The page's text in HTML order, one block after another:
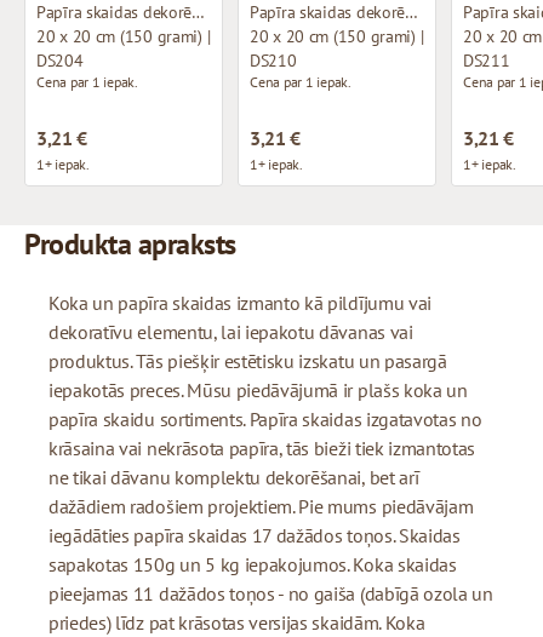
Papīra skaidas dekorēšanai
20 x 20 cm (150 grami) |
DS204
Cena par 1 iepak.
3,21 €
1+ iepak.
Papīra skaidas dekorēšanai
20 x 20 cm (150 grami) |
DS210
Cena par 1 iepak.
3,21 €
1+ iepak.
20 x 20
DS211
Cena par 1
3,21 €
1+ iepak.
Produkta apraksts
Koka un papīra skaidas izmanto kā pildījumu vai
dekoratīvu elementu, lai iepakotu dāvanas vai
produktus. Tās piešķir estētisku izskatu un pasargā
iepakotās preces. Mūsu piedāvājumā ir plašs koka un
papīra skaidu sortiments. Papīra skaidas izgatavotas no
krāsaina vai nekrāsota papīra, tās bieži tiek izmantotas
ne tikai dāvanu komplektu dekorēšanai, bet arī
dažādiem radošiem projektiem. Pie mums piedāvājam
iegādāties papīra skaidas 17 dažādos toņos. Skaidas
sapakotas 150g un 5 kg iepakojumos. Koka skaidas
pieejamas 11 dažādos toņos - no gaiša (dabīgā ozola un
priedes) līdz pat krāsotas versijas skaidām. Koka